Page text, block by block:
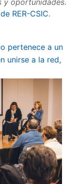
y oportunidades.
RER-CSIC.
pertenece a un
unirse a la red,